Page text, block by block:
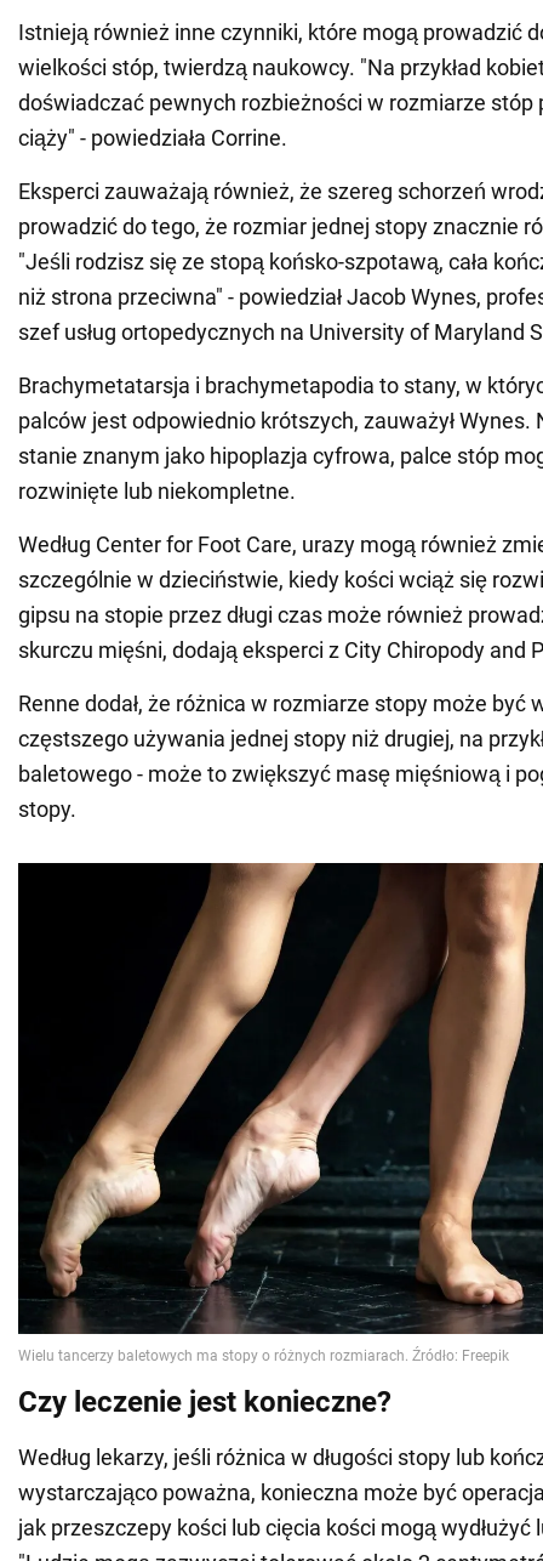
Istnieją również inne czynniki, które mogą prowadzić
wielkości stóp, twierdzą naukowcy. "Na przykład
doświadczać pewnych rozbieżności w rozmiarze stóp
ciąży" - powiedziała Corrine.
Eksperci zauważają również, że szereg schorzeń
prowadzić do tego, że rozmiar jednej stopy znacznie
"Jeśli rodzisz się ze stopą końsko-szpotawą, cała
niż strona przeciwna" - powiedział Jacob Wynes,
szef usług ortopedycznych na University of Maryland
Brachymetatarsja i brachymetapodia to stany, w
palców jest odpowiednio krótszych, zauważył Wynes.
stanie znanym jako hipoplazja cyfrowa, palce stóp
rozwinięte lub niekompletne.
Według Center for Foot Care, urazy mogą również
szczególnie w dzieciństwie, kiedy kości wciąż się
gipsu na stopie przez długi czas może również
skurczu mięśni, dodają eksperci z City Chiropody and
Renne dodał, że różnica w rozmiarze stopy może być
częstszego używania jednej stopy niż drugiej, na
baletowego - może to zwiększyć masę mięśniową i
stopy.
Czy leczenie jest konieczne?
Według lekarzy, jeśli różnica w długości stopy lub
wystarczająco poważna, konieczna może być
jak przeszczepy kości lub cięcia kości mogą wydłużyć